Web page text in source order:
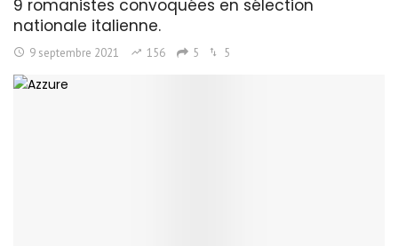
9 romanistes convoquées en sélection
nationale italienne.
9 septembre 2021 156 5 5